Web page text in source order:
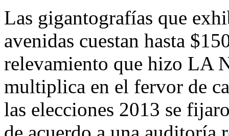
Las gigantografías que
avenidas cuestan hasta
relevamiento que hizo LA
multiplica en el fervor de
las elecciones 2013 se